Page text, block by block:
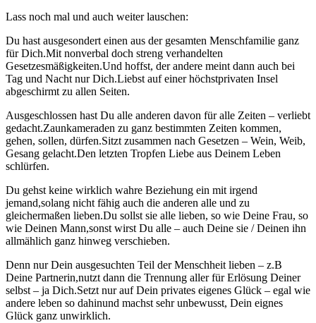
Lass noch mal und auch weiter lauschen:
Du hast ausgesondert einen aus der gesamten Menschfamilie ganz
für Dich.Mit nonverbal doch streng verhandelten
Gesetzesmäßigkeiten.Und hoffst, der andere meint dann auch bei
Tag und Nacht nur Dich.Liebst auf einer höchstprivaten Insel
abgeschirmt zu allen Seiten.
Ausgeschlossen hast Du alle anderen davon für alle Zeiten – verliebt
gedacht.Zaunkameraden zu ganz bestimmten Zeiten kommen,
gehen, sollen, dürfen.Sitzt zusammen nach Gesetzen – Wein, Weib,
Gesang gelacht.Den letzten Tropfen Liebe aus Deinem Leben
schlürfen.
Du gehst keine wirklich wahre Beziehung ein mit irgend
jemand,solang nicht fähig auch die anderen alle und zu
gleichermaßen lieben.Du sollst sie alle lieben, so wie Deine Frau, so
wie Deinen Mann,sonst wirst Du alle – auch Deine sie / Deinen ihn
allmählich ganz hinweg verschieben.
Denn nur Dein ausgesuchten Teil der Menschheit lieben – z.B
Deine Partnerin,nutzt dann die Trennung aller für Erlösung Deiner
selbst – ja Dich.Setzt nur auf Dein privates eigenes Glück – egal wie
andere leben so dahinund machst sehr unbewusst, Dein eignes
Glück ganz unwirklich.